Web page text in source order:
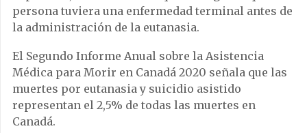
persona tuviera una enfermedad terminal antes de
la administración de la eutanasia.
El Segundo Informe Anual sobre la Asistencia
Médica para Morir en Canadá 2020 señala que las
muertes por eutanasia y suicidio asistido
representan el 2,5% de todas las muertes en
Canadá.